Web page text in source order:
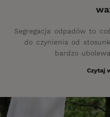
Segregacja odpadów to
do czynienia od
bardzo
Czytaj